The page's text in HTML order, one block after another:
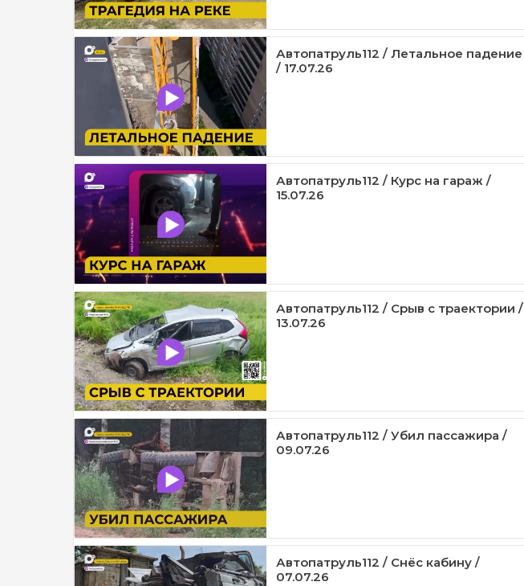
Автопатруль112 / Летальное падение
/ 17.07.26
Автопатруль112 / Курс на гараж /
15.07.26
Автопатруль112 / Срыв с траектории /
13.07.26
Автопатруль112 / Убил пассажира /
09.07.26
Автопатруль112 / Снёс кабину /
07.07.26